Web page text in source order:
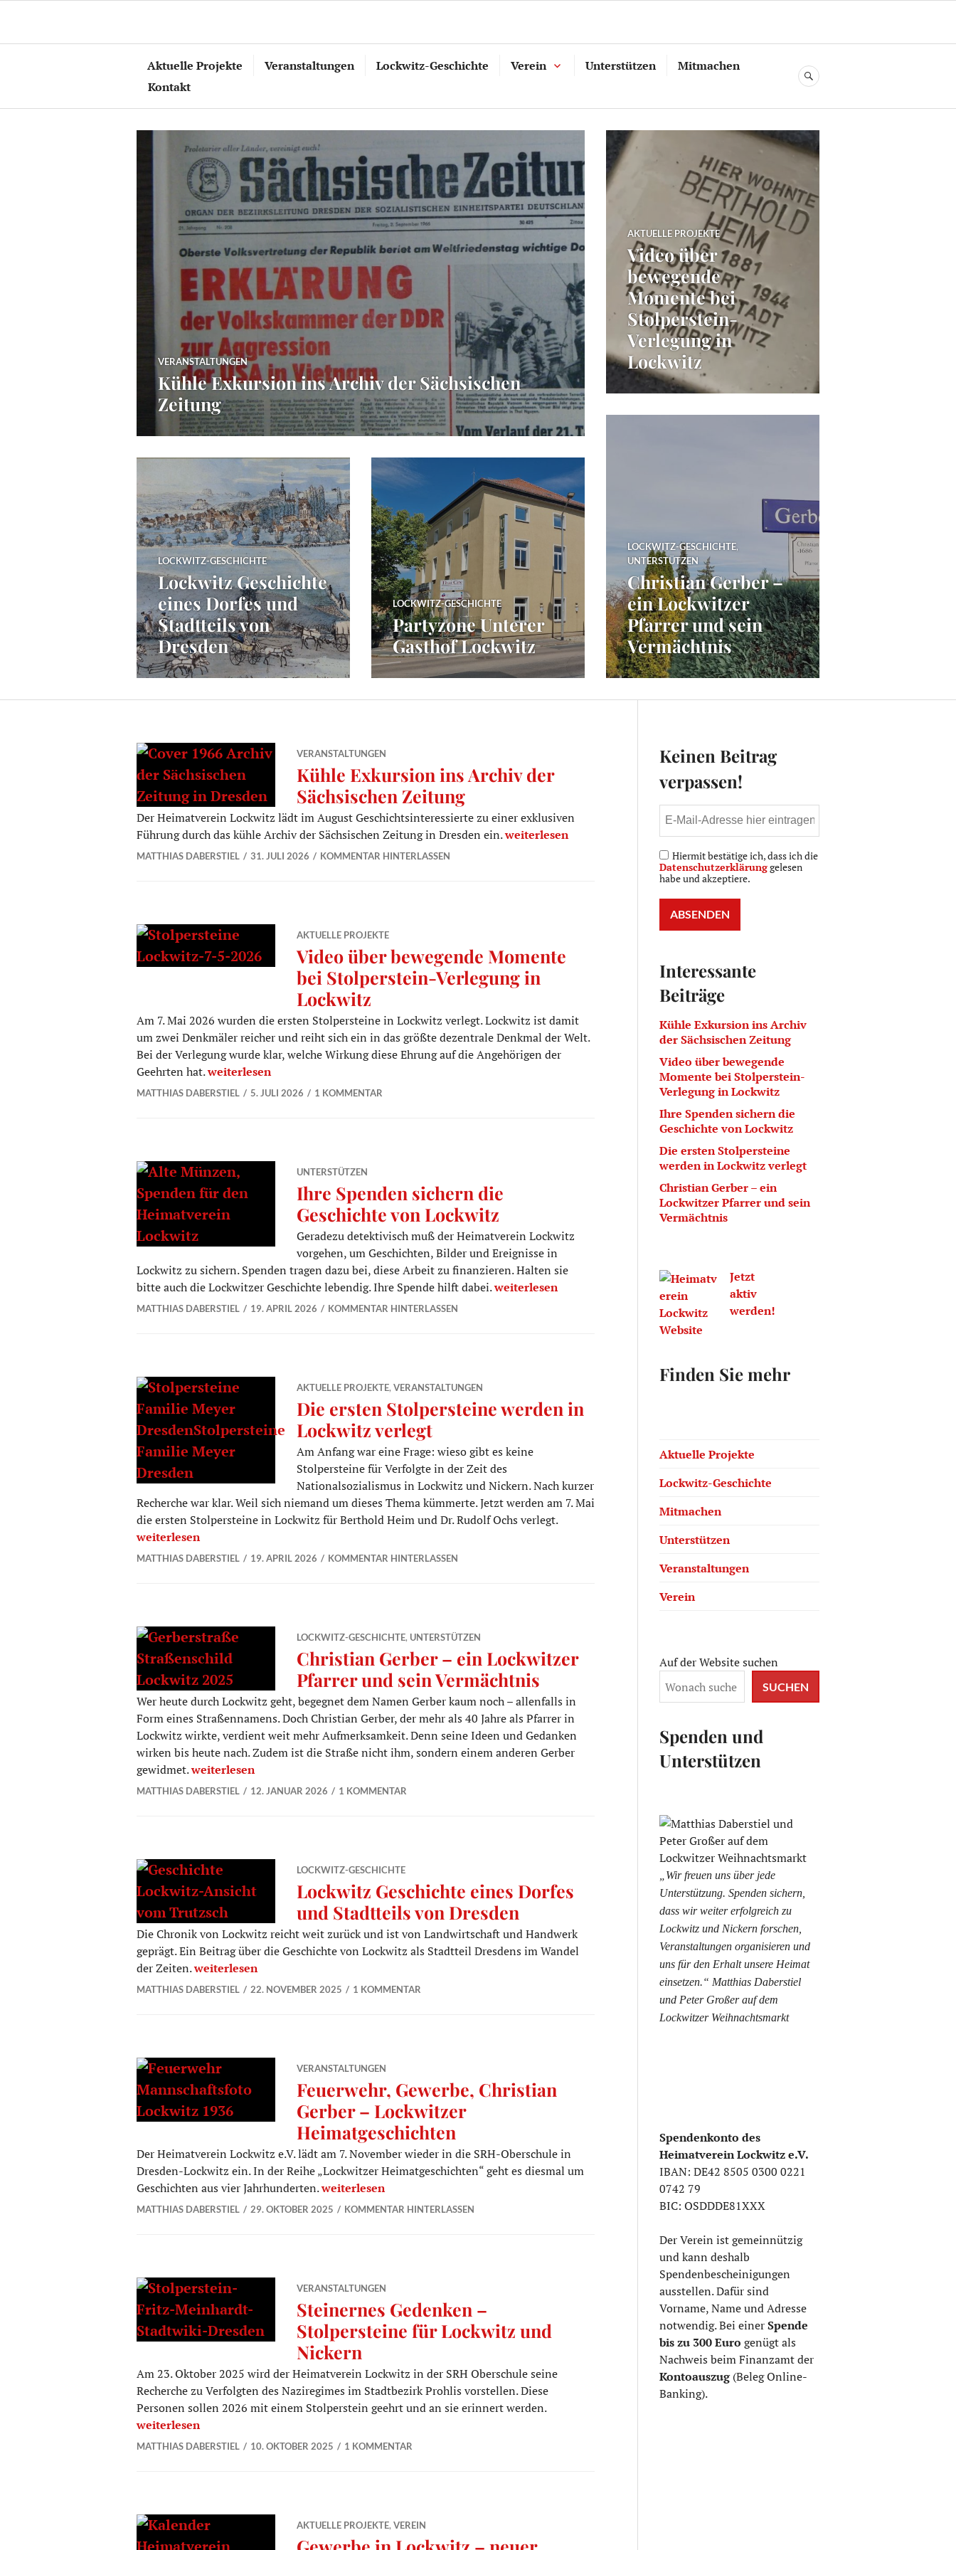
Aktuelle Projekte Veranstaltungen Lockwitz-Geschichte Verein Unterstützen
Mitmachen
Kontakt
SUCHE
VERANSTALTUNGEN
Kühle Exkursion ins Archiv der Sächsischen
Zeitung
AKTUELLE PROJEKTE
Video über
bewegende
Momente bei
Stolperstein-
Verlegung in
Lockwitz
LOCKWITZ-GESCHICHTE,
UNTERSTÜTZEN
Christian Gerber –
ein Lockwitzer
Pfarrer und sein
Vermächtnis
LOCKWITZ-GESCHICHTE
Lockwitz Geschichte
eines Dorfes und
Stadtteils von
Dresden
LOCKWITZ-GESCHICHTE
Partyzone Unterer
Gasthof Lockwitz
VERANSTALTUNGEN
Kühle Exkursion ins Archiv der
Sächsischen Zeitung
Der Heimatverein Lockwitz lädt im August Geschichtsinteressierte zu einer exklusiven
Führung durch das kühle Archiv der Sächsischen Zeitung in Dresden ein.Kühle Exkursion ins Archiv der Sächsischen Zeitung
weiterlesen
MATTHIAS DABERSTIEL 31. JULI 2026 KOMMENTAR HINTERLASSEN
AKTUELLE PROJEKTE
Video über bewegende Momente
bei Stolperstein-Verlegung in
Lockwitz
Am 7. Mai 2026 wurden die ersten Stolpersteine in Lockwitz verlegt. Lockwitz ist damit
um zwei Denkmäler reicher und reiht sich ein in das größte dezentrale Denkmal der Welt.
Bei der Verlegung wurde klar, welche Wirkung diese Ehrung auf die Angehörigen der
Geehrten hat.Video über bewegende Momente bei Stolperstein-Verlegung in Lockwitz
weiterlesen
MATTHIAS DABERSTIEL 5. JULI 2026 1 KOMMENTAR
UNTERSTÜTZEN
Ihre Spenden sichern die
Geschichte von Lockwitz
Geradezu detektivisch muß der Heimatverein Lockwitz
vorgehen, um Geschichten, Bilder und Ereignisse in
Lockwitz zu sichern. Spenden tragen dazu bei, diese Arbeit zu finanzieren. Halten sie
bitte auch die Lockwitzer Geschichte lebendig. Ihre Spende hilft dabei.Ihre Spenden sichern die Geschichte von Lockwitz
weiterlesen
MATTHIAS DABERSTIEL 19. APRIL 2026 KOMMENTAR HINTERLASSEN
AKTUELLE PROJEKTE, VERANSTALTUNGEN
Die ersten Stolpersteine werden in
Lockwitz verlegt
Am Anfang war eine Frage: wieso gibt es keine
Stolpersteine für Verfolgte in der Zeit des
Nationalsozialismus in Lockwitz und Nickern. Nach kurzer
Recherche war klar. Weil sich niemand um dieses Thema kümmerte. Jetzt werden am 7. Mai
die ersten Stolpersteine in Lockwitz für Berthold Heim und Dr. Rudolf Ochs verlegt.
Die ersten Stolpersteine werden in Lockwitz verlegt
weiterlesen
MATTHIAS DABERSTIEL 19. APRIL 2026 KOMMENTAR HINTERLASSEN
LOCKWITZ-GESCHICHTE, UNTERSTÜTZEN
Christian Gerber – ein Lockwitzer
Pfarrer und sein Vermächtnis
Wer heute durch Lockwitz geht, begegnet dem Namen Gerber kaum noch – allenfalls in
Form eines Straßennamens. Doch Christian Gerber, der mehr als 40 Jahre als Pfarrer in
Lockwitz wirkte, verdient weit mehr Aufmerksamkeit. Denn seine Ideen und Gedanken
wirken bis heute nach. Zudem ist die Straße nicht ihm, sondern einem anderen Gerber
gewidmet.Christian Gerber – ein Lockwitzer Pfarrer und sein Vermächtnis
weiterlesen
MATTHIAS DABERSTIEL 12. JANUAR 2026 1 KOMMENTAR
LOCKWITZ-GESCHICHTE
Lockwitz Geschichte eines Dorfes
und Stadtteils von Dresden
Die Chronik von Lockwitz reicht weit zurück und ist von Landwirtschaft und Handwerk
geprägt. Ein Beitrag über die Geschichte von Lockwitz als Stadtteil Dresdens im Wandel
der Zeiten.Lockwitz Geschichte eines Dorfes und Stadtteils von Dresden
weiterlesen
MATTHIAS DABERSTIEL 22. NOVEMBER 2025 1 KOMMENTAR
VERANSTALTUNGEN
Feuerwehr, Gewerbe, Christian
Gerber – Lockwitzer
Heimatgeschichten
Der Heimatverein Lockwitz e.V. lädt am 7. November wieder in die SRH-Oberschule in
Dresden-Lockwitz ein. In der Reihe „Lockwitzer Heimatgeschichten“ geht es diesmal um
Geschichten aus vier Jahrhunderten.Feuerwehr, Gewerbe, Christian Gerber – Lockwitzer Heimatgeschichten
weiterlesen
MATTHIAS DABERSTIEL 29. OKTOBER 2025 KOMMENTAR HINTERLASSEN
VERANSTALTUNGEN
Steinernes Gedenken –
Stolpersteine für Lockwitz und
Nickern
Am 23. Oktober 2025 wird der Heimatverein Lockwitz in der SRH Oberschule seine
Recherche zu Verfolgten des Naziregimes im Stadtbezirk Prohlis vorstellen. Diese
Personen sollen 2026 mit einem Stolperstein geehrt und an sie erinnert werden.
Steinernes Gedenken – Stolpersteine für Lockwitz und Nickern
weiterlesen
MATTHIAS DABERSTIEL 10. OKTOBER 2025 1 KOMMENTAR
AKTUELLE PROJEKTE, VEREIN
Keinen Beitrag
verpassen!
Hiermit bestätige ich, dass ich die
Datenschutzerklärunggelesen
habe und akzeptiere.
Interessante
Beiträge
Kühle Exkursion ins Archiv
der Sächsischen Zeitung
Video über bewegende
Momente bei Stolperstein-
Verlegung in Lockwitz
Ihre Spenden sichern die
Geschichte von Lockwitz
Die ersten Stolpersteine
werden in Lockwitz verlegt
Christian Gerber – ein
Lockwitzer Pfarrer und sein
Vermächtnis
Jetzt
aktiv
werden!
Finden Sie mehr
Aktuelle Projekte
Lockwitz-Geschichte
Mitmachen
Unterstützen
Veranstaltungen
Verein
Auf der Website suchen
SUCHEN
Spenden und
Unterstützen
„Wir freuen uns über jede
Unterstützung. Spenden sichern,
dass wir weiter erfolgreich zu
Lockwitz und Nickern forschen,
Veranstaltungen organisieren und
uns für den Erhalt unsere Heimat
einsetzen.“ Matthias Daberstiel
und Peter Großer auf dem
Lockwitzer Weihnachtsmarkt
Spendenkonto des
Heimatverein Lockwitz e.V.
IBAN: DE42 8505 0300 0221
0742 79
BIC: OSDDDE81XXX
Der Verein ist gemeinnützig
und kann deshalb
Spendenbescheinigungen
ausstellen. Dafür sind
Vorname, Name und Adresse
notwendig. Bei einerSpende
bis zu 300 Euro genügt als
Nachweis beim Finanzamt der
Kontoauszug(Beleg Online-
Banking).